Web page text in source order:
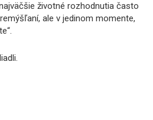
životné rozhodnutia často
ale v jedinom momente,